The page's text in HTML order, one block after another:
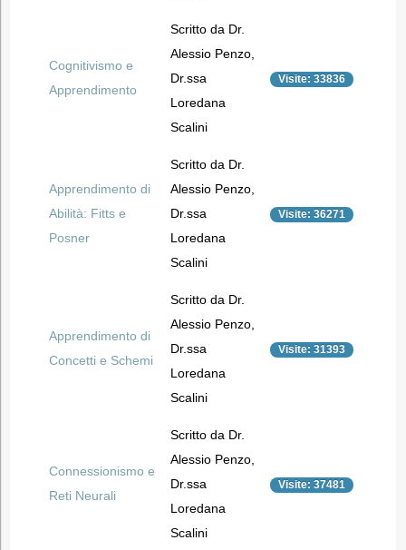
Cognitivismo e
Apprendimento
Scritto da Dr.
Alessio Penzo,
Dr.ssa
Loredana
Scalini
Visite: 33836
Apprendimento di
Abilità: Fitts e
Posner
Scritto da Dr.
Alessio Penzo,
Dr.ssa
Loredana
Scalini
Visite: 36271
Apprendimento di
Concetti e Schemi
Scritto da Dr.
Alessio Penzo,
Dr.ssa
Loredana
Scalini
Visite: 31393
Connessionismo e
Reti Neurali
Scritto da Dr.
Alessio Penzo,
Dr.ssa
Loredana
Scalini
Visite: 37481